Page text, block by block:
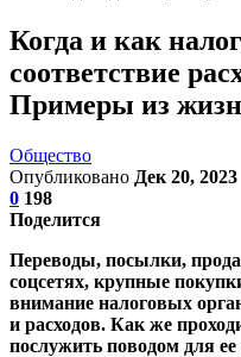
Когда и как
соответствие
Примеры из
Общество
Опубликовано Дек 20, 2023
0 198
Поделится
Переводы, посылки,
соцсетях, крупные
внимание налоговых
и расходов. Как же
послужить поводом для ее